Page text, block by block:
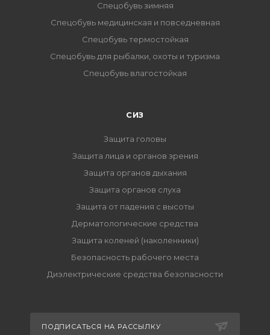
Спецобувь зимняя
Спецобувь медицинская и повседневная
Спецобувь термостойкая
Спецобувь для рыбалки, охоты и туризма
Спецобувь влагостойкая
СИЗ
Защита головы
Защита лица и органов зрения
Защита органов дыхания
Защита органов слуха
Защита от падения с высоты
Дерматологические средства
Защита коленей (наколенники)
Безопасность рабочего места
Диэлектрические средства безопасности
ПОДПИСАТЬСЯ НА РАССЫЛКУ